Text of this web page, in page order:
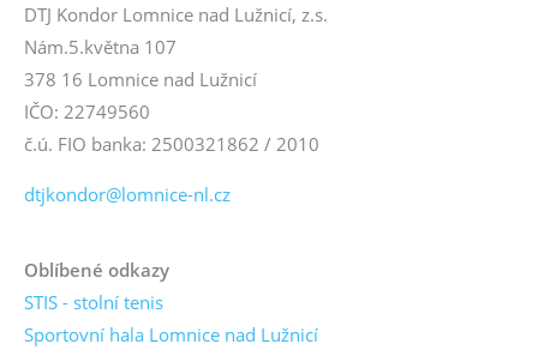
DTJ Kondor Lomnice nad Lužnicí, z.s.
Nám.5.května 107
378 16 Lomnice nad Lužnicí
IČO: 22749560
č.ú. FIO banka: 2500321862 / 2010
dtjkondor@lomnice-nl.cz
Oblíbené odkazy
STIS - stolní tenis
Sportovní hala Lomnice nad Lužnicí